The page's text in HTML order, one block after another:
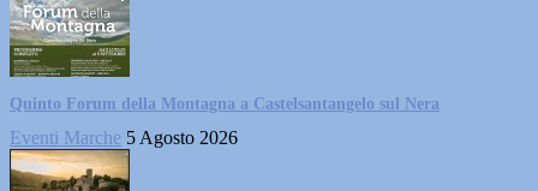
Quinto Forum della Montagna a Castelsantangelo sul Nera
Eventi Marche 5 Agosto 2026